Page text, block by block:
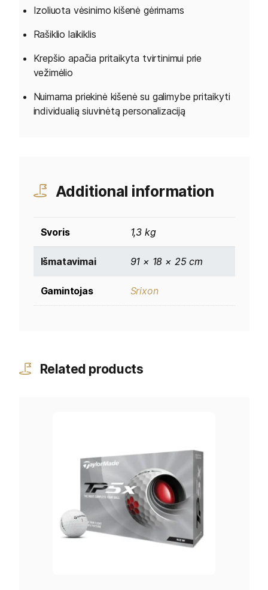
Izoliuota vėsinimo kišenė gėrimams
Rašiklio laikiklis
Krepšio apačia pritaikyta tvirtinimui prie
vežimėlio
Nuimama priekinė kišenė su galimybe pritaikyti
individualią siuvinėtą personalizaciją
Additional information
Svoris 1,3 kg
Išmatavimai 91 × 18 × 25 cm
Gamintojas Srixon
Related products